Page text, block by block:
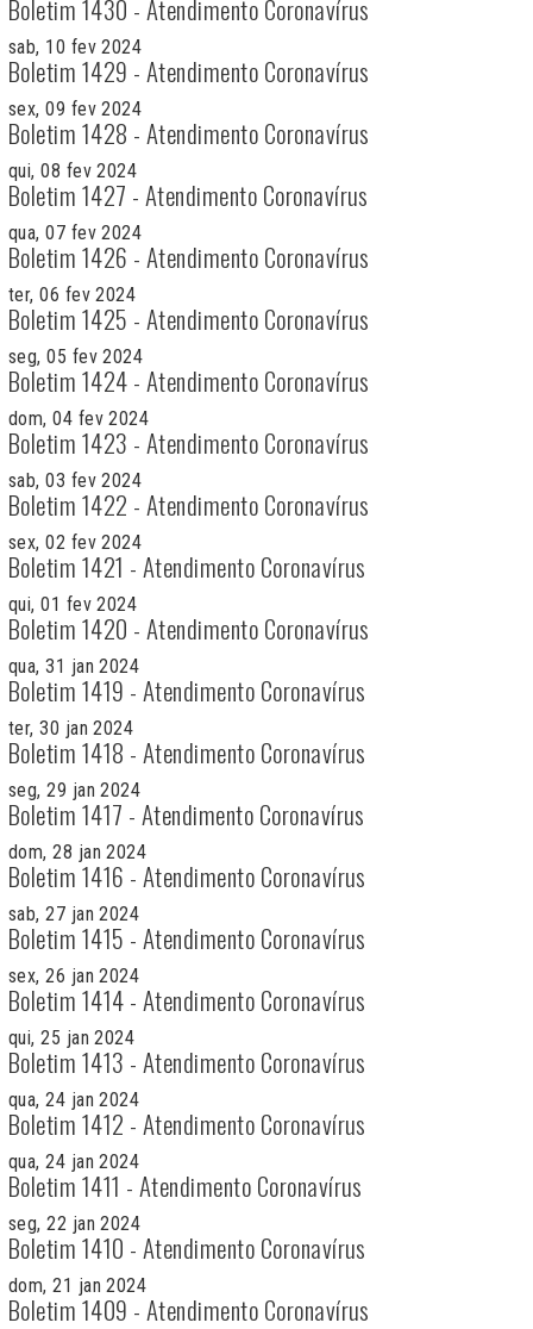
Boletim 1430 - Atendimento Coronavírus
sab, 10 fev 2024
Boletim 1429 - Atendimento Coronavírus
sex, 09 fev 2024
Boletim 1428 - Atendimento Coronavírus
qui, 08 fev 2024
Boletim 1427 - Atendimento Coronavírus
qua, 07 fev 2024
Boletim 1426 - Atendimento Coronavírus
ter, 06 fev 2024
Boletim 1425 - Atendimento Coronavírus
seg, 05 fev 2024
Boletim 1424 - Atendimento Coronavírus
dom, 04 fev 2024
Boletim 1423 - Atendimento Coronavírus
sab, 03 fev 2024
Boletim 1422 - Atendimento Coronavírus
sex, 02 fev 2024
Boletim 1421 - Atendimento Coronavírus
qui, 01 fev 2024
Boletim 1420 - Atendimento Coronavírus
qua, 31 jan 2024
Boletim 1419 - Atendimento Coronavírus
ter, 30 jan 2024
Boletim 1418 - Atendimento Coronavírus
seg, 29 jan 2024
Boletim 1417 - Atendimento Coronavírus
dom, 28 jan 2024
Boletim 1416 - Atendimento Coronavírus
sab, 27 jan 2024
Boletim 1415 - Atendimento Coronavírus
sex, 26 jan 2024
Boletim 1414 - Atendimento Coronavírus
qui, 25 jan 2024
Boletim 1413 - Atendimento Coronavírus
qua, 24 jan 2024
Boletim 1412 - Atendimento Coronavírus
qua, 24 jan 2024
Boletim 1411 - Atendimento Coronavírus
seg, 22 jan 2024
Boletim 1410 - Atendimento Coronavírus
dom, 21 jan 2024
Boletim 1409 - Atendimento Coronavírus